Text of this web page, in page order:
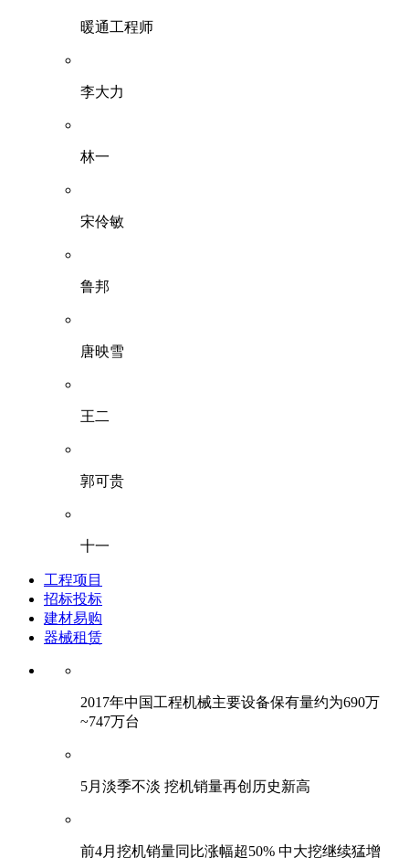
暖通工程师
李大力
林一
宋伶敏
鲁邦
唐映雪
王二
郭可贵
十一
工程项目
招标投标
建材易购
器械租赁
2017年中国工程机械主要设备保有量约为690万
~747万台
5月淡季不淡 挖机销量再创历史新高
前4月挖机销量同比涨幅超50% 中大挖继续猛增